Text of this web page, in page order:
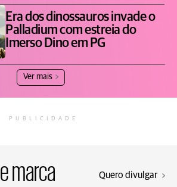
Era dos dinossauros invade o
Palladium com estreia do
Imerso Dino em PG
Ver mais
PUBLICIDADE
marca Quero divulgar